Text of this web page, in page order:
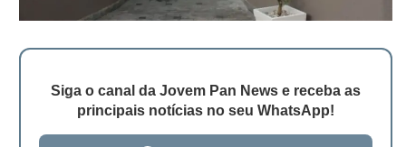
Siga o canal da Jovem Pan News e receba as
principais notícias no seu WhatsApp!